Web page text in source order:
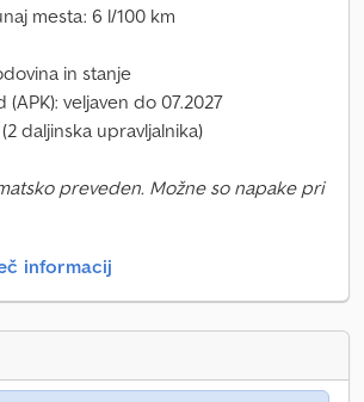
mesta: 6 l/100 km
in stanje
veljaven do 07.2027
daljinska upravljalnika)
preveden. Možne so napake pri
informacij